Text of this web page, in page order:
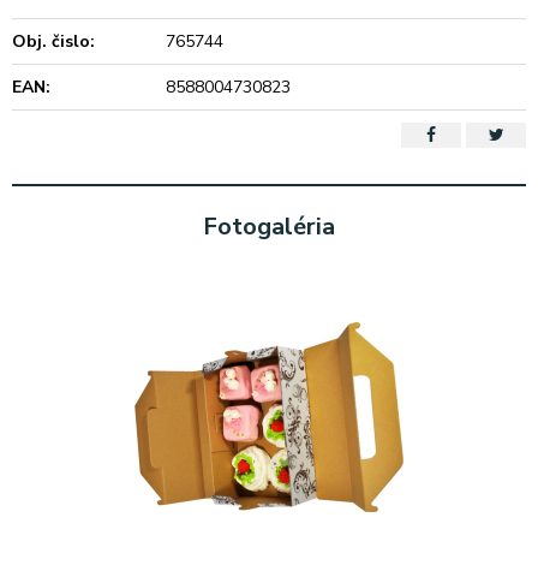
Obj. čislo:
765744
EAN:
8588004730823
Fotogaléria